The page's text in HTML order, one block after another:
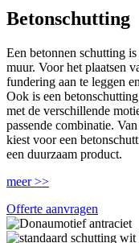
Betonschutting
Een betonnen schutting
muur. Voor het plaatsen
fundering aan te leggen
Ook is een
met de verschillende
passende combinatie.
kiest voor een
een duurzaam product.
meer >>
Offerte aanvragen